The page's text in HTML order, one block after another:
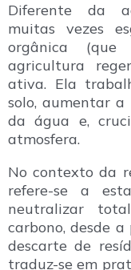
Diferente da
muitas vezes
orgânica
agricultura
ativa. Ela
solo, aumentar a
da água e,
atmosfera.
No contexto da
refere-se a
neutralizar
carbono, desde
descarte de
traduz-se em